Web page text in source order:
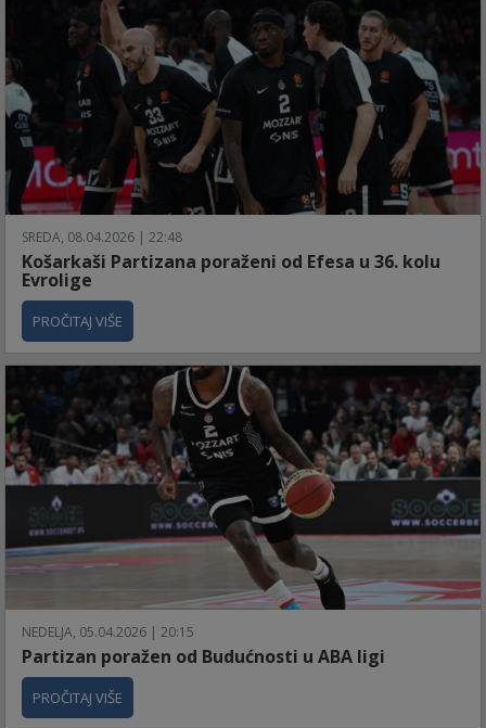
SREDA, 08.04.2026 | 22:48
Košarkaši Partizana poraženi od Efesa u 36. kolu
Evrolige
PROČITAJ VIŠE
NEDELJA, 05.04.2026 | 20:15
Partizan poražen od Budućnosti u ABA ligi
PROČITAJ VIŠE